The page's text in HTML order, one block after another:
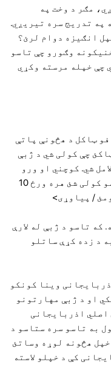
مګر د وخت په
په تدریج سره تیریږي.
انګیزه دوام لرئ؟
وګورو چې تاسو
چې خپله مرسته وکړي
اهدافو ټاکل د هڅونې پاتې
چې کولی شي د ژبې
شي. کوچني او ورو
ورو پرمخ لاړشئ. د مثال په توګه، تاسو کولی شئ هره ورځ 10
که تاسو د ژبې له لارې
د زده کړې ساتلو
د اصلي اذربایجانی وینا کونکو
او د ژبې مهارتونو
اصلي اذربایجانی
به تاسو سره ستاسو د
هڅونه لوړه وساتئ
اذربایجانی کې د خپلو لاسته